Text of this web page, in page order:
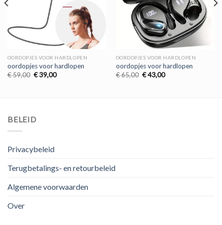
OORDOPJES VOOR HARDLOPEN
oordopjes voor hardlopen
€59,00 Oorspronkelijke
€39,00Huidige
OORDOPJES VOOR HARDLOPEN
oordopjes voor hardlopen
€65,00 Oorspronkelijke
€43,00Huidige
BELEID
Privacybeleid
Terugbetalings- en retourbeleid
Algemene voorwaarden
Over